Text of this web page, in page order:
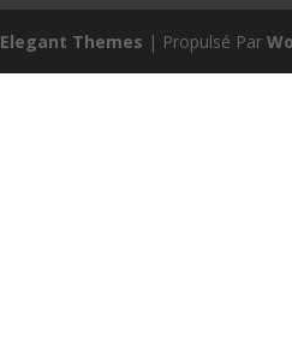
Elegant Themes | Propulsé Par